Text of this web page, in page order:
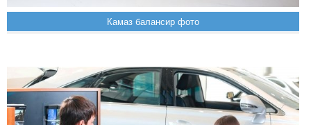
Камаз балансир фото